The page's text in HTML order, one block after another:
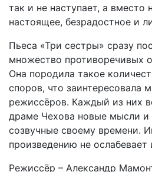
так и не наступает, а вместо
настоящее, безрадостное и
Пьеса «Три сестры» сразу
множество противоречивых
Она породила такое
споров, что заинтересовала
режиссёров. Каждый из них
драме Чехова новые мысли и
созвучные своему времени.
произведению не ослабевает
Режиссёр – Александр